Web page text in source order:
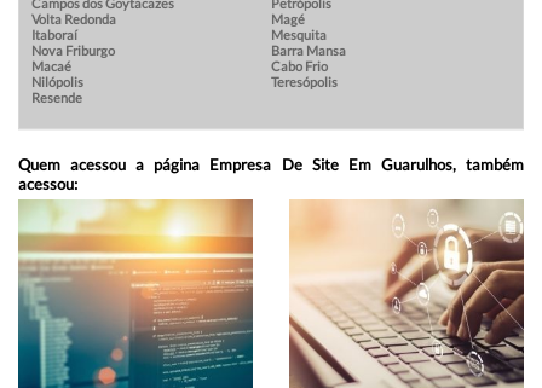
Volta Redonda
Magé
Itaboraí
Mesquita
Nova Friburgo
Barra Mansa
Macaé
Cabo Frio
Nilópolis
Teresópolis
Resende
Quem acessou a página Empresa De Site Em Guarulhos, também
acessou: